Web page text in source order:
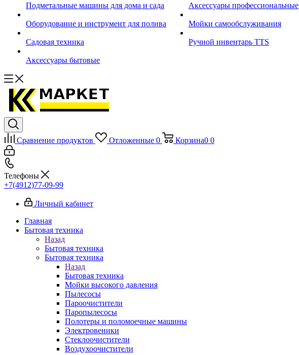
Подметальные машины для дома и сада
Оборудование и инструмент для полива
Садовая техника
Аксессуары бытовые
Аксессуары профессиональные
Мойки самообслуживания
Ручной инвентарь TTS
Сравнение продуктов Отложенные 0 Корзина0 0
Телефоны
+7(4912)77-09-99
Личный кабинет
Главная
Бытовая техника
Назад
Бытовая техника
Бытовая техника
Назад
Бытовая техника
Мойки высокого давления
Пылесосы
Пароочистители
Паропылесосы
Полотеры и поломоечные машины
Электровеники
Стеклоочистители
Воздухоочистители